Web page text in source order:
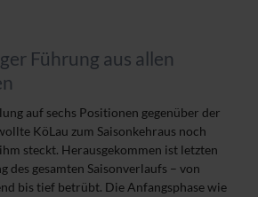
Führung aus allen
auf sechs Positionen gegenüber der
KöLau zum Saisonkehraus noch
steckt. Herausgekommen ist letzten
des gesamten Saisonverlaufs – von
bis tief betrübt. Die Anfangsphase wie